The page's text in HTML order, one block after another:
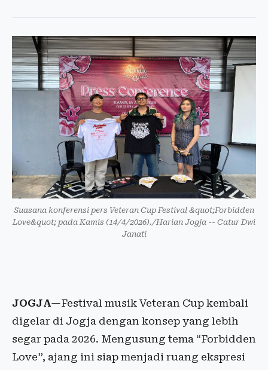
Suasana konferensi pers Veteran Cup Festival &quot;Forbidden
Love&quot; pada Kamis (14/4/2026)./Harian Jogja -- Catur Dwi
Janati
JOGJA—Festival musik Veteran Cup kembali
digelar di Jogja dengan konsep yang lebih
segar pada 2026. Mengusung tema “Forbidden
Love”, ajang ini siap menjadi ruang ekspresi